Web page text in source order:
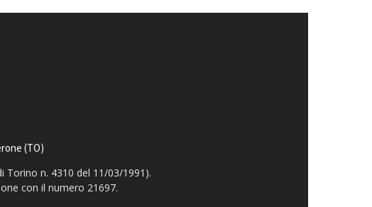
(TO)
Torino n. 4310 del 11/03/1991).
con il numero 21697.